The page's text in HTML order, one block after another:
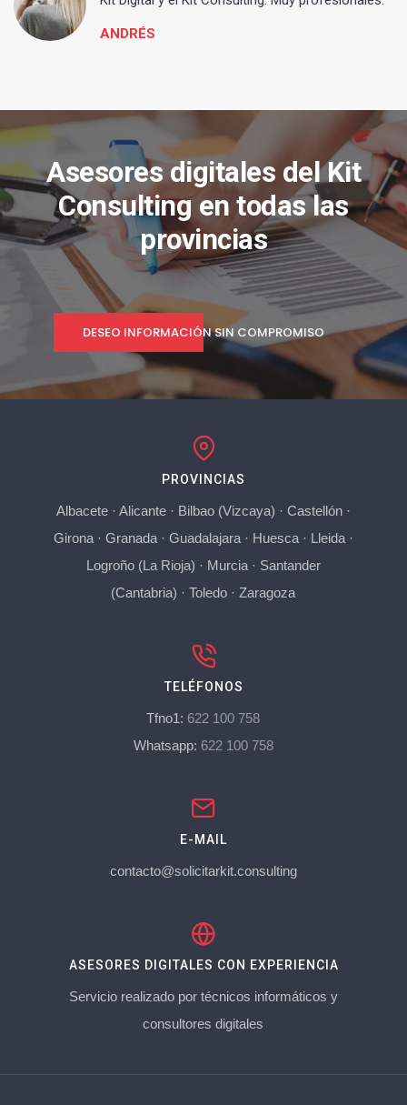
ANDRÉS
Asesores digitales del Kit
Consulting en todas las
provincias
DESEO INFORMACIÓN SIN COMPROMISO
PROVINCIAS
Albacete· Alicante· Bilbao (Vizcaya) · Castellón·
Girona· Granada· Guadalajara· Huesca· Lleida·
Logroño (La Rioja) · Murcia· Santander
(Cantabria) ·Toledo ·Zaragoza
TELÉFONOS
Tfno1: 622 100 758
Whatsapp: 622 100 758
E-MAIL
contacto@solicitarkit.consulting
ASESORES DIGITALES CON EXPERIENCIA
Servicio realizado por técnicos informáticos y
consultores digitales